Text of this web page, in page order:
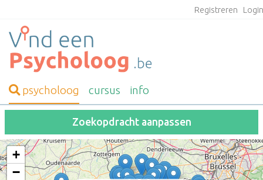
Registreren
psycholoog cursus info
Zoekopdracht aanpassen
+
−